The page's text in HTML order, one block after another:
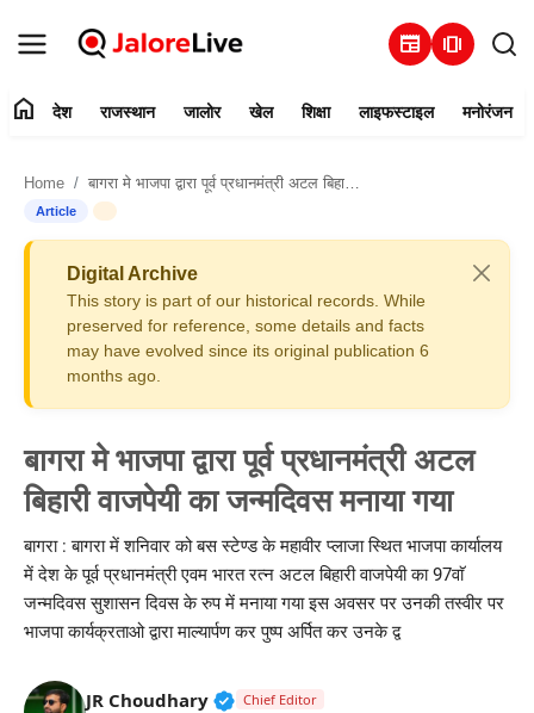
newspaper amp_stories
संपर्क करें
राजस्थान
खेल
शिक्षा
लाइफस्टाइल
मनोरंजन
तकनीक
home देश राजस्थान जालोर खेल शिक्षा लाइफस्टाइल मनोरंजन
Home बागरा मे भाजपा द्वारा पूर्व प्रधानमंत्री अटल बिहारी वाजपेयी का जन्मदिवस मनाया गया
Article
Digital Archive
This story is part of our historical records. While
preserved for reference, some details and facts
may have evolved since its original publication 6
months ago.
बागरा मे भाजपा द्वारा पूर्व प्रधानमंत्री अटल
बिहारी वाजपेयी का जन्मदिवस मनाया गया
बागरा : बागरा में शनिवार को बस स्टेण्ड के महावीर प्लाजा स्थित भाजपा कार्यालय
में देश के पूर्व प्रधानमंत्री एवम भारत रत्न अटल बिहारी वाजपेयी का 97वाॅ
जन्मदिवस सुशासन दिवस के रुप में मनाया गया इस अवसर पर उनकी तस्वीर पर
भाजपा कार्यक्रताओ द्वारा माल्यार्पण कर पुष्प अर्पित कर उनके द्व
JR Choudhary Verified Public Figure • 30 Mar,
Chief Editor